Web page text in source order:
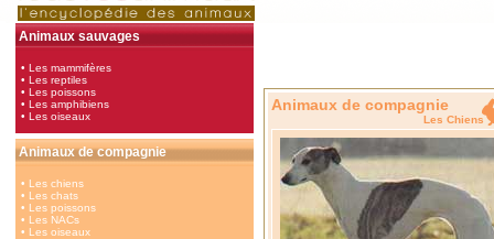
Animaux sauvages
• Les mammifères
• Les reptiles
• Les poissons
• Les amphibiens
• Les oiseaux
Animaux de compagnie
• Les chiens
• Les chats
• Les poissons
• Les NACs
• Les oiseaux
Animaux de compagnie
Les